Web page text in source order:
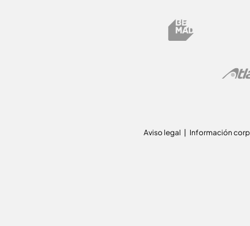
Aviso legal Información